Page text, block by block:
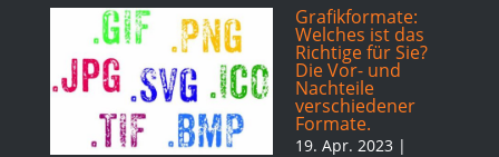
Grafikformate:
Welches ist das
Richtige für Sie?
Die Vor- und
Nachteile
verschiedener
Formate.
19. Apr. 2023|